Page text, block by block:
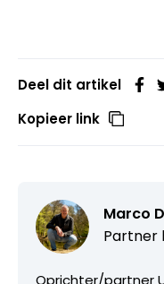
Deel dit artikel
Kopieer link
Marco
Partner
Oprichter/partner